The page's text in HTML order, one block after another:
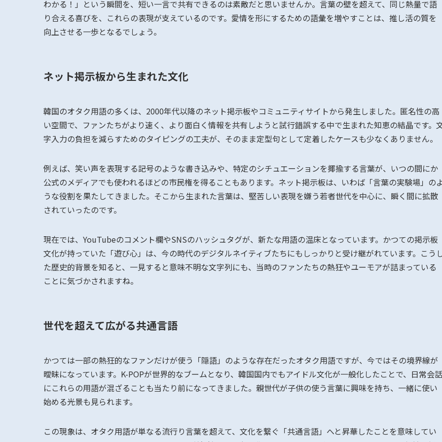
わかる！」という瞬間を、短い一言で共有できるのは素敵だと思いませんか。言葉の壁を超えて、同じ熱量で語
り合える喜びを、これらの表現が支えているのです。愛情を形にするための語彙を増やすことは、推し活の質を
向上させる一歩となるでしょう。
ネット掲示板から生まれた文化
韓国のオタク用語の多くは、2000年代以降のネット掲示板やコミュニティサイトから発生しました。匿名性の高
い空間で、ファンたちがより速く、より面白く情報を共有しようと試行錯誤する中で生まれた知恵の結晶です。
字入力の負担を減らすためのタイピングの工夫が、そのまま定型句として定着したケースも少なくありません。
例えば、笑い声を表現する記号のような書き込みや、特定のシチュエーションを揶揄する言葉が、いつの間にか
公式のメディアでも使われるほどの市民権を得ることもあります。ネット掲示板は、いわば「言葉の実験場」の
うな役割を果たしてきました。そこから生まれた言葉は、堅苦しい表現を嫌う若者世代を中心に、瞬く間に拡散
されていったのです。
現在では、YouTubeのコメント欄やSNSのハッシュタグが、新たな用語の温床となっています。かつての掲示板
文化が持っていた「遊び心」は、今の時代のデジタルネイティブたちにもしっかりと受け継がれています。こう
た歴史的背景を知ると、一見すると意味不明な文字列にも、当時のファンたちの熱狂やユーモアが詰まっている
ことに気づかされますね。
世代を超えて広がる共通言語
かつては一部の熱狂的なファンだけが使う「隠語」のような存在だったオタク用語ですが、今ではその境界線が
曖昧になっています。K-POPが世界的なブームとなり、韓国国内でもアイドル文化が一般化したことで、日常会話
にこれらの用語が混ざることも当たり前になってきました。親世代が子供の使う言葉に興味を持ち、一緒に使い
始める光景も見られます。
この現象は、オタク用語が単なる流行り言葉を超えて、文化を繋ぐ「共通言語」へと昇華したことを意味してい